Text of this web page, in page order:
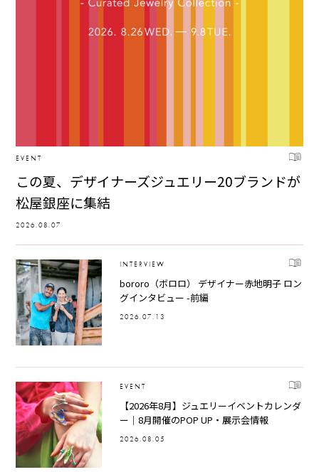
EVENT
この夏、デザイナーズジュエリー20ブランドが
松屋銀座に集結
2026.08.07
INTERVIEW
bororo（ボロロ） デザイナー赤地明子 ロン
グインタビュー -前編
2026.07.13
EVENT
【2026年8月】ジュエリーイベントカレンダ
ー｜8月開催のPOP UP・展示会情報
2026.08.05